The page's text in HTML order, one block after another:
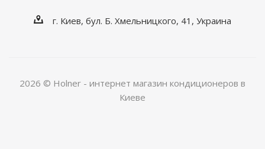
г. Киев, бул. Б. Хмельницкого, 41, Украина
2026 © Holner - интернет магазин кондиционеров в
Киеве